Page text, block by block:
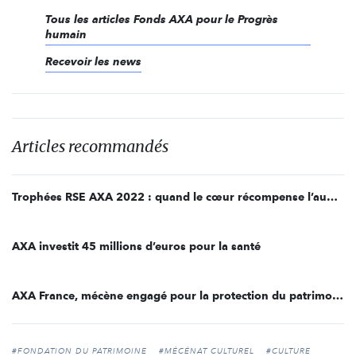
Tous les articles Fonds AXA pour le Progrès
humain
Recevoir les news
Articles recommandés
Trophées RSE AXA 2022 : quand le cœur récompense l’audace
AXA investit 45 millions d’euros pour la santé
AXA France, mécène engagé pour la protection du patrimoine
#FONDATION DU PATRIMOINE #MÉCÉNAT CULTUREL #CULTURE